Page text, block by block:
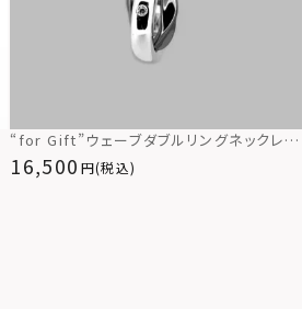
“for Gift”ウェーブダブルリングネックレ
ス/シルバー×ブラック/シルバー925
16,500 (税込)